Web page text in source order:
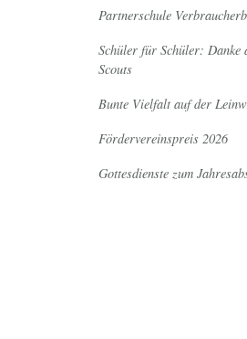
Partnerschule
Schüler für Schüler: Danke
Scouts
Bunte Vielfalt auf der
Fördervereinspreis 2026
Gottesdienste zum